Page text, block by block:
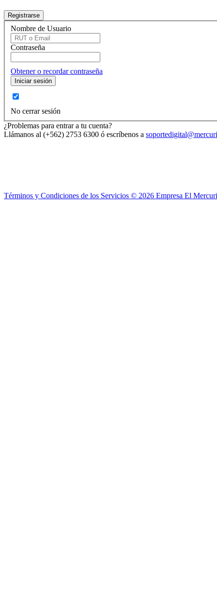
Nombre de Usuario
Contraseña
Obtener o recordar contraseña
No cerrar sesión
¿Problemas para entrar a tu cuenta?
Llámanos al (+562) 2753 6300 ó escríbenos a
Términos y Condiciones de los Servicios © 2026 Empresa El